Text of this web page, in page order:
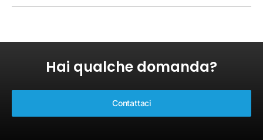
Hai qualche domanda?
Contattaci